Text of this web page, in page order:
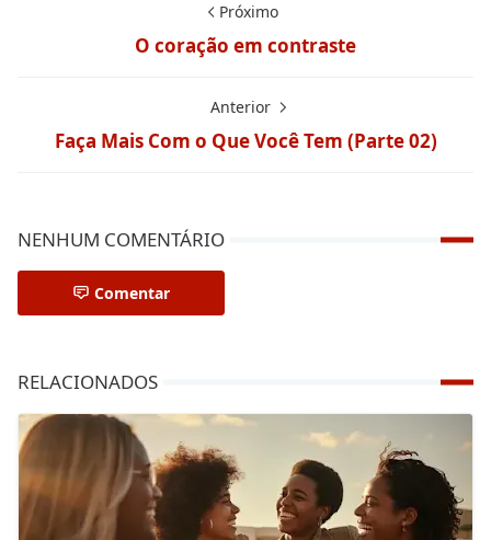
Próximo
O coração em contraste
Anterior
Faça Mais Com o Que Você Tem (Parte 02)
NENHUM COMENTÁRIO
Comentar
RELACIONADOS